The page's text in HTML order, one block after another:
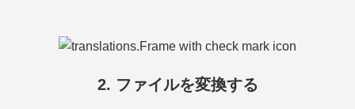
2. ファイルを変換する